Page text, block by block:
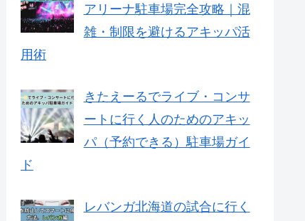
アリーナ駐車場完全攻略｜混
雑・制限を避けるアキッパ活
用術
きたえーるでライブ・コンサ
ートに行く人のためのアキッ
パ（予約できる）駐車場ガイ
ド
レバンガ北海道の試合に行く